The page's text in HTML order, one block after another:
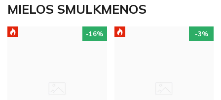
MIELOS SMULKMENOS
-16% -3%